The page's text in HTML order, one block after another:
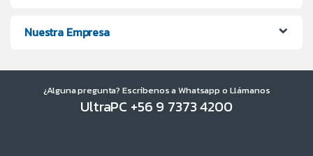
Nuestra Empresa
¿Alguna pregunta? Escríbenos a Whatsapp o Llámanos
UltraPC +56 9 7373 4200